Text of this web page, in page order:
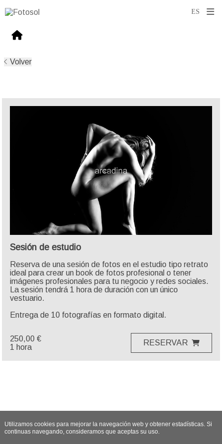
Volver
Sesión de estudio
Reserva de una sesión de fotos en el estudio tipo retrato
ideal para crear un book de fotos profesional o tener
imágenes profesionales para tu negocio y redes sociales.
La sesión tendrá 1 hora de duración con un único
vestuario.
250,00 €
1 hora
RESERVAR
Utilizamos cookies para mejorar la navegación web y obtener estadísticas. Si
continuas navegando, consideramos que aceptas su uso.